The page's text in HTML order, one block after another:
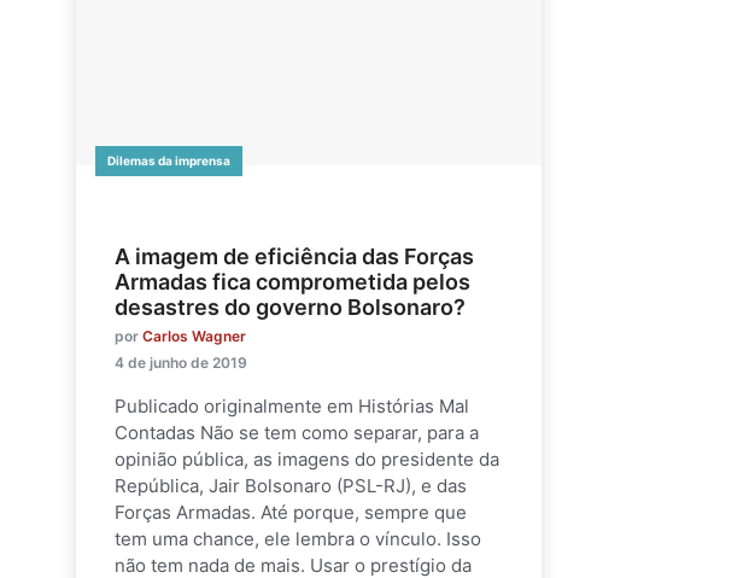
Dilemas da imprensa
A imagem de eficiência das Forças
Armadas fica comprometida pelos
desastres do governo Bolsonaro?
por Carlos Wagner
4 de junho de 2019
Publicado originalmente em Histórias Mal
Contadas Não se tem como separar, para a
opinião pública, as imagens do presidente da
República, Jair Bolsonaro (PSL-RJ), e das
Forças Armadas. Até porque, sempre que
tem uma chance, ele lembra o vínculo. Isso
não tem nada de mais. Usar o prestígio da